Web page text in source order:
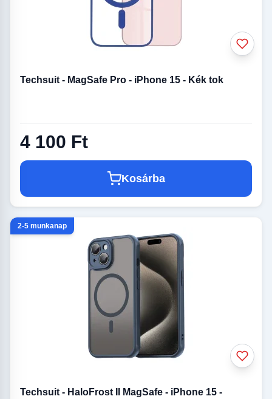
Techsuit - MagSafe Pro - iPhone 15 - Kék tok
4 100 Ft
Kosárba
2-5 munkanap
Techsuit - HaloFrost II MagSafe - iPhone 15 -